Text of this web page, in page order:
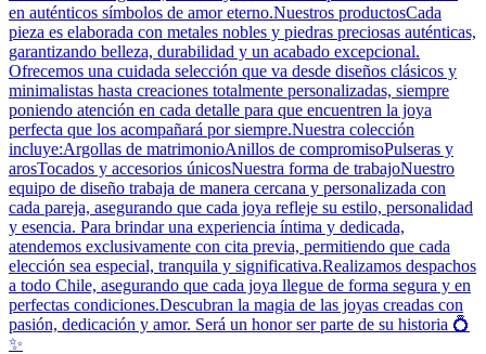
en auténticos símbolos de amor eterno.Nuestros productosCada
pieza es elaborada con metales nobles y piedras preciosas auténticas,
garantizando belleza, durabilidad y un acabado excepcional.
Ofrecemos una cuidada selección que va desde diseños clásicos y
minimalistas hasta creaciones totalmente personalizadas, siempre
poniendo atención en cada detalle para que encuentren la joya
perfecta que los acompañará por siempre.Nuestra colección
incluye:Argollas de matrimonioAnillos de compromisoPulseras y
arosTocados y accesorios únicosNuestra forma de trabajoNuestro
equipo de diseño trabaja de manera cercana y personalizada con
cada pareja, asegurando que cada joya refleje su estilo, personalidad
y esencia. Para brindar una experiencia íntima y dedicada,
atendemos exclusivamente con cita previa, permitiendo que cada
elección sea especial, tranquila y significativa.Realizamos despachos
a todo Chile, asegurando que cada joya llegue de forma segura y en
perfectas condiciones.Descubran la magia de las joyas creadas con
pasión, dedicación y amor. Será un honor ser parte de su historia 💍
✨